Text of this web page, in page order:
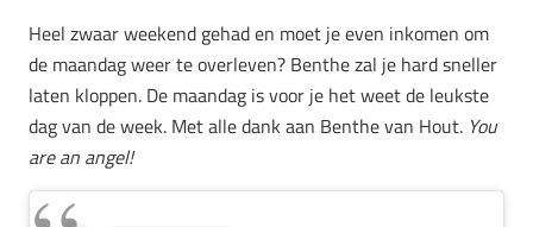
Heel zwaar weekend gehad en moet je even inkomen om
de maandag weer te overleven? Benthe zal je hard sneller
laten kloppen. De maandag is voor je het weet de leukste
dag van de week. Met alle dank aan Benthe van Hout. You
are an angel!